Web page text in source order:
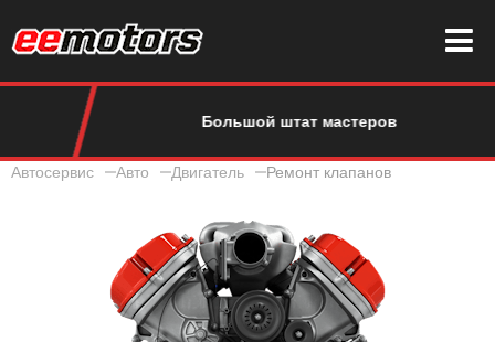
Автосервис Авто Двигатель Ремонт клапанов
Большой штат мастеров